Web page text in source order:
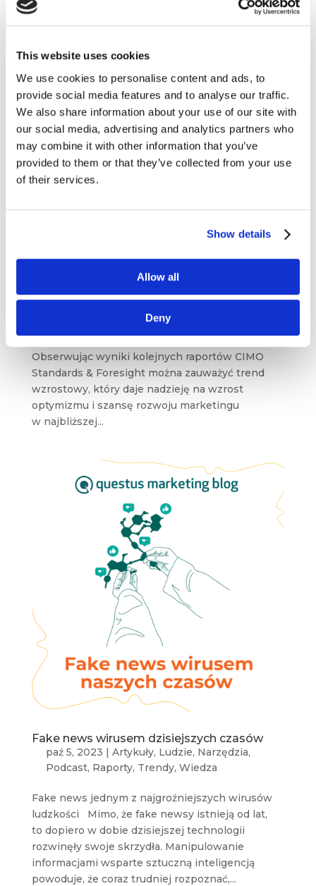
This website uses cookies
We use cookies to personalise content and ads, to
provide social media features and to analyse our traffic.
We also share information about your use of our site with
our social media, advertising and analytics partners who
may combine it with other information that you’ve
provided to them or that they’ve collected from your use
of their services.
Show details
Allow all
Deny
Rosnący optymizm polskich marketerów
paź 25, 2023|Aktualności,Artykuły,Ludzie,
Analiza raportu CIMO Standards & Foresight
Obserwując wyniki kolejnych raportów CIMO
Standards & Foresight można zauważyć trend
wzrostowy, który daje nadzieję na wzrost
optymizmu i szansę rozwoju marketingu
w najbliższej...
Fake news wirusem dzisiejszych czasów
paź 5, 2023 Artykuły, Ludzie, Narzędzia,
Podcast, Raporty, Trendy, Wiedza
Fake news jednym z najgroźniejszych wirusów
ludzkości Mimo, że fake newsy istnieją od lat,
to dopiero w dobie dzisiejszej technologii
rozwinęły swoje skrzydła. Manipulowanie
informacjami wsparte sztuczną inteligencją
powoduje, że coraz trudniej rozpoznać,...